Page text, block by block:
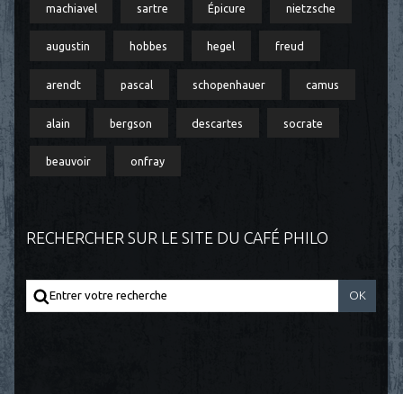
machiavel sartre Épicure nietzsche
augustin hobbes hegel freud
arendt pascal schopenhauer camus
alain bergson descartes socrate
beauvoir onfray
RECHERCHER SUR LE SITE DU CAFÉ PHILO